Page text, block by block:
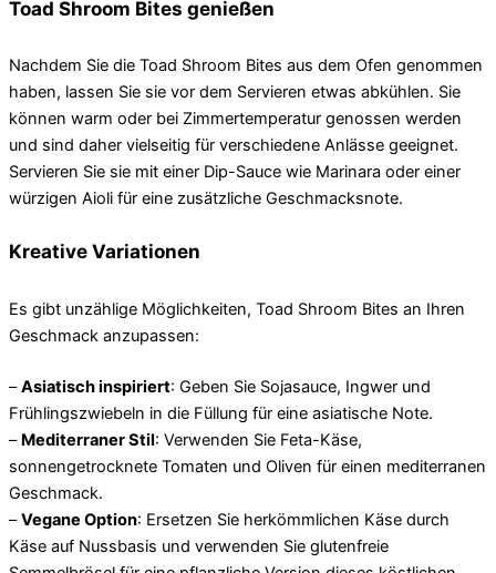
Toad Shroom Bites genießen
Nachdem Sie die Toad Shroom Bites aus dem Ofen genommen
haben, lassen Sie sie vor dem Servieren etwas abkühlen. Sie
können warm oder bei Zimmertemperatur genossen werden
und sind daher vielseitig für verschiedene Anlässe geeignet.
Servieren Sie sie mit einer Dip-Sauce wie Marinara oder einer
würzigen Aioli für eine zusätzliche Geschmacksnote.
Kreative Variationen
Es gibt unzählige Möglichkeiten, Toad Shroom Bites an Ihren
Geschmack anzupassen:
–Asiatisch inspiriert: Geben Sie Sojasauce, Ingwer und
Frühlingszwiebeln in die Füllung für eine asiatische Note.
– Mediterraner Stil: Verwenden Sie Feta-Käse,
sonnengetrocknete Tomaten und Oliven für einen mediterranen
Geschmack.
–Vegane Option: Ersetzen Sie herkömmlichen Käse durch
Käse auf Nussbasis und verwenden Sie glutenfreie